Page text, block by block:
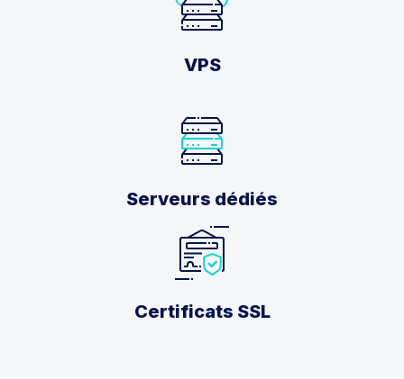
VPS
Serveurs dédiés
Certificats SSL